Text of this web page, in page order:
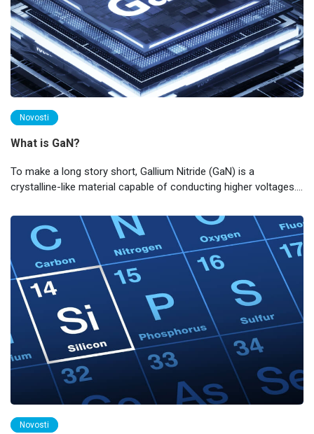
Novosti
What is GaN?
To make a long story short, Gallium Nitride (GaN) is a
crystalline-like material capable of conducting higher voltages.
silicon, resulting in faster processing speeds. GaN is more
efficient, and so there is less heat.
Novosti